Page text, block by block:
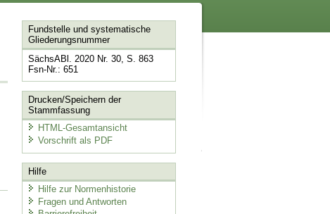
Fundstelle und systematische
Gliederungsnummer
SächsABl. 2020 Nr. 30, S. 863
Fsn-Nr.: 651
Drucken/Speichern der
Stammfassung
HTML-Gesamtansicht
Vorschrift als PDF
Hilfe
Hilfe zur Normenhistorie
Fragen und Antworten